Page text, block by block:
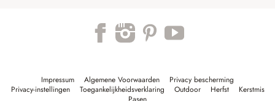
Impressum Algemene Voorwaarden
Privacy bescherming
Privacy-instellingen
Toegankelijkheidsverklaring Outdoor Herfst
Kerstmis